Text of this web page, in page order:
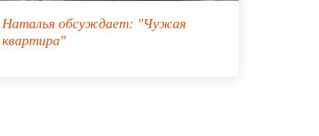
Наталья обсуждает: "Чужая
квартира"